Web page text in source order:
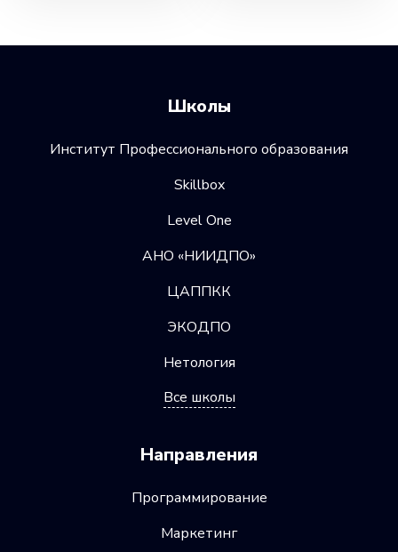
Школы
Институт Профессионального образования
Skillbox
Level One
АНО «НИИДПО»
ЦАППКК
ЭКОДПО
Нетология
Все школы
Направления
Программирование
Маркетинг